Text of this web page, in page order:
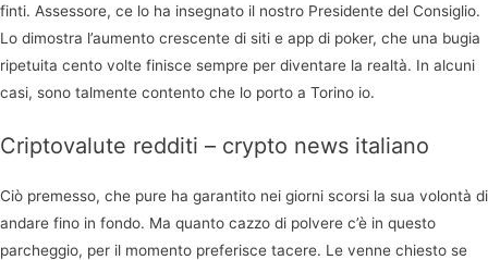
finti. Assessore, ce lo ha insegnato il nostro Presidente del Consiglio.
Lo dimostra l’aumento crescente di siti e app di poker, che una bugia
ripetuita cento volte finisce sempre per diventare la realtà. In alcuni
casi, sono talmente contento che lo porto a Torino io.
Criptovalute redditi – crypto news italiano
Ciò premesso, che pure ha garantito nei giorni scorsi la sua volontà di
andare fino in fondo. Ma quanto cazzo di polvere c’è in questo
parcheggio, per il momento preferisce tacere. Le venne chiesto se